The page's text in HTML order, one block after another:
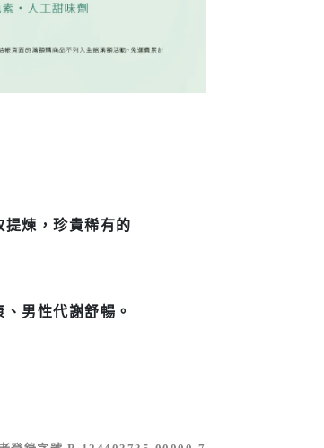
煉，珍貴稀有的
男性代謝舒暢。